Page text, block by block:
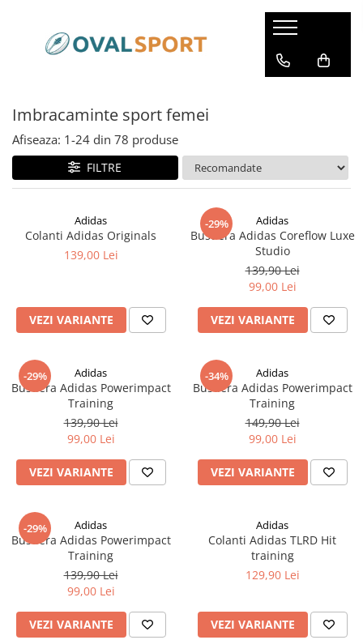
Femei
Incaltaminte
Barbati
Incaltaminte
Imbracaminte sport femei
Afiseaza: 1-24 din 78 produse
FILTRE
Adidas
Colanti Adidas Originals
139,00 Lei
VEZI VARIANTE
-29% Adidas
Bustiera Adidas Coreflow Luxe
Studio
139,90 Lei
99,00 Lei
VEZI VARIANTE
-29% Adidas
Bustiera Adidas Powerimpact
Training
139,90 Lei
99,00 Lei
VEZI VARIANTE
-34% Adidas
Bustiera Adidas Powerimpact
Training
149,90 Lei
99,00 Lei
VEZI VARIANTE
-29% Adidas
Bustiera Adidas Powerimpact
Training
139,90 Lei
99,00 Lei
VEZI VARIANTE
Adidas
Colanti Adidas TLRD Hit
training
129,90 Lei
VEZI VARIANTE